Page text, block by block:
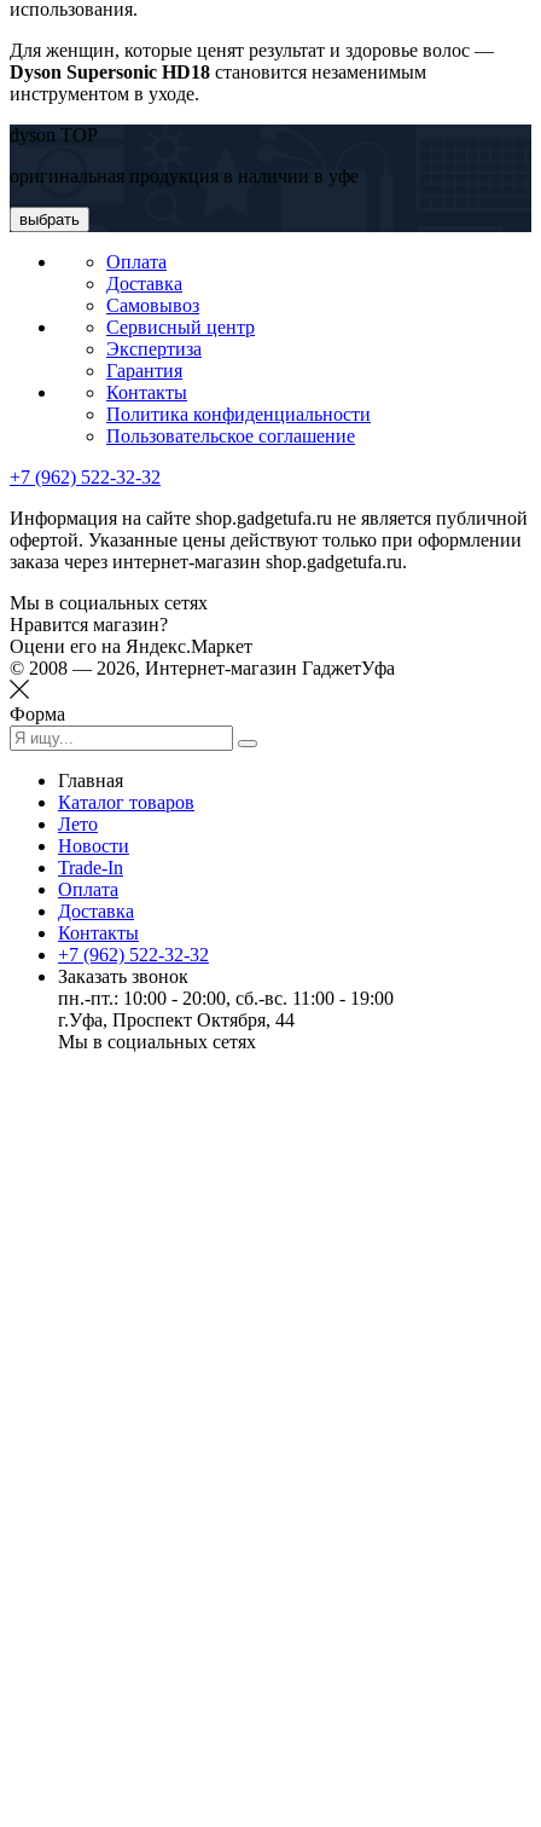
использования.
Для женщин, которые ценят результат и здоровье волос —
Dyson Supersonic HD18 становится незаменимым
инструментом в уходе.
dyson TOP
оригинальная продукция в наличии в уфе
выбрать
Оплата
Доставка
Самовывоз
Сервисный центр
Экспертиза
Гарантия
Контакты
Политика конфиденциальности
Пользовательское соглашение
+7 (962) 522-32-32
Информация на сайте shop.gadgetufa.ru не является публичной
офертой. Указанные цены действуют только при оформлении
заказа через интернет-магазин shop.gadgetufa.ru.
Мы в социальных сетях
Нравится магазин?
Оцени его на Яндекс.Маркет
© 2008 — 2026, Интернет-магазин ГаджетУфа
Форма
Главная
Каталог товаров
Лето
Новости
Trade-In
Оплата
Доставка
Контакты
+7 (962) 522-32-32
Заказать звонок
пн.-пт.: 10:00 - 20:00, сб.-вс. 11:00 - 19:00
г.Уфа, Проспект Октября, 44
Мы в социальных сетях